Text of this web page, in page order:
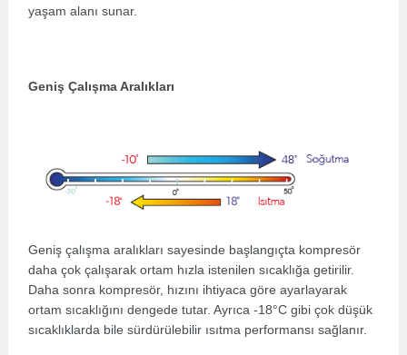
yaşam alanı sunar.
Geniş Çalışma Aralıkları
Geniş çalışma aralıkları sayesinde başlangıçta kompresör
daha çok çalışarak ortam hızla istenilen sıcaklığa getirilir.
Daha sonra kompresör, hızını ihtiyaca göre ayarlayarak
ortam sıcaklığını dengede tutar. Ayrıca -18°C gibi çok düşük
sıcaklıklarda bile sürdürülebilir ısıtma performansı sağlanır.